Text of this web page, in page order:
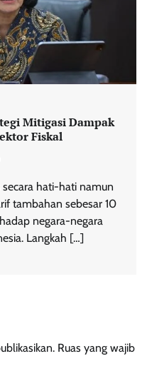
Mitigasi Dampak
Fiskal
secara hati-hati namun
tambahan sebesar 10
negara-negara
Langkah […]
Ruas yang wajib